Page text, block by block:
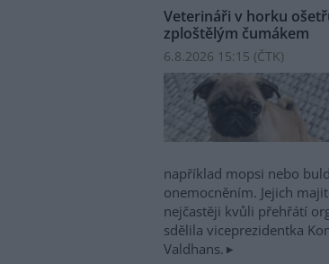
Veterináři v horku
zploštělým čumákem
6.8.2026 15:15 (ČTK)
například mopsi nebo
onemocněním. Jejich
nejčastěji kvůli přehřátí
sdělila viceprezidentka
Valdhans.